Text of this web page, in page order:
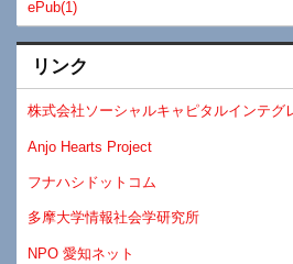
ePub(1)
リンク
株式会社ソーシャルキャピタルインテグ
Anjo Hearts Project
フナハシドットコム
多摩大学情報社会学研究所
NPO 愛知ネット